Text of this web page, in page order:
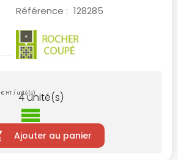
Référence : 128285
€ HT / unité(s)
4unité(s)
Ajouter au panier